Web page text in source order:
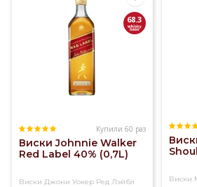
68.3
Купили 60 раз
Виски Johnnie Walker
Red Label 40% (0,7L)
Виски Джони Уокер Ред Лэйбл Виски